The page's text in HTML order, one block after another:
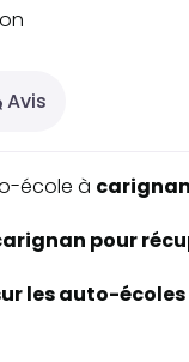
Avis
école à carignan
pour
les auto-